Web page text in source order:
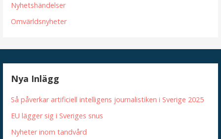
Nyhetshändelser
Omvärldsnyheter
Nya Inlägg
Så påverkar artificiell intelligens journalistiken i Sverige 2025
EU lägger sig i Sveriges snus
Nyheter inom tandvård